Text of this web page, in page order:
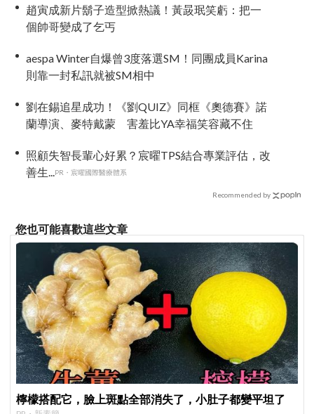
趙寅成新片鬍子造型掀熱議！黃晸珉笑虧：把一
個帥哥變成了乞丐
aespa Winter自爆曾3度落選SM！同團成員Karina
則靠一封私訊就被SM相中
劉在錫追星成功！《劉QUIZ》同框《奧德賽》諾
蘭導演、麥特戴蒙 害羞比YA幸福笑容藏不住
照顧失智長輩心好累？宸曜TPS結合專業評估，改
善生...PR・宸曜國際醫療體系
Recommended by
您也可能喜歡這些文章
檸檬搭配它，臉上斑點全部消失了，小肚子都變平坦了